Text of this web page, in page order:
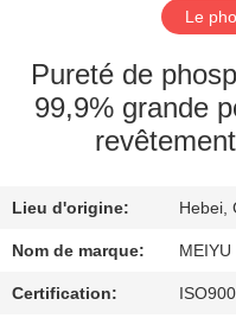
PROPOS
DE
NOUS
VISITE
DE
L'USINE
Le
Pureté de
99,9% grande
Lieu d'origine: Hebei,
Nom de marque: MEIYU
Certification: